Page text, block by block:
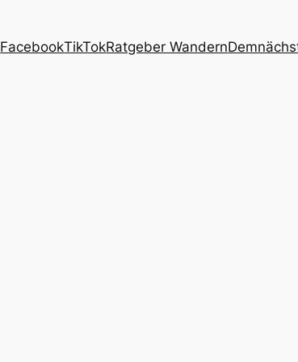
FacebookTikTokRatgeber Wandern